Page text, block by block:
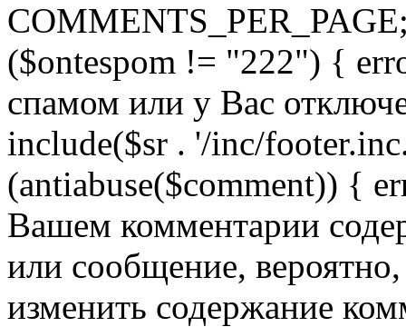
($ontespom != "222") {
спамом или у Вас
include($sr . '/inc/
(antiabuse($comment)) {
Вашем комментарии
или сообщение,
изменить содержание